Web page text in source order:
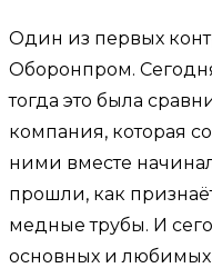
Один из первых
Оборонпром.
тогда это была
компания, которая
ними вместе
прошли, как
медные трубы. И
основных и